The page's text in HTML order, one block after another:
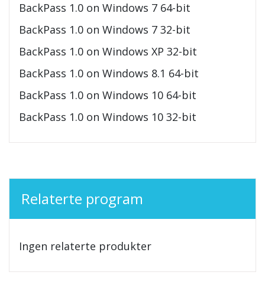
BackPass 1.0 on Windows 7 64-bit
BackPass 1.0 on Windows 7 32-bit
BackPass 1.0 on Windows XP 32-bit
BackPass 1.0 on Windows 8.1 64-bit
BackPass 1.0 on Windows 10 64-bit
BackPass 1.0 on Windows 10 32-bit
Relaterte program
Ingen relaterte produkter